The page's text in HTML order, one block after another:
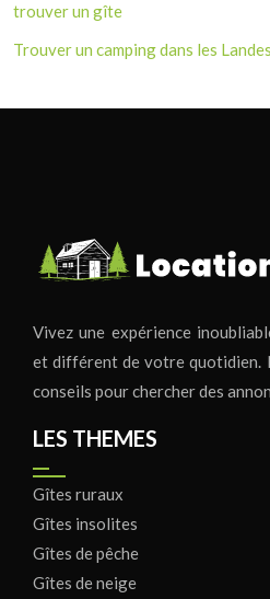
trouver un gîte
Trouver un camping dans les Landes
Vivez une expérience
et différent de votre quotidien.
conseils pour chercher des
LES THEMES
Gîtes ruraux
Gîtes insolites
Gîtes de pêche
Gîtes de neige